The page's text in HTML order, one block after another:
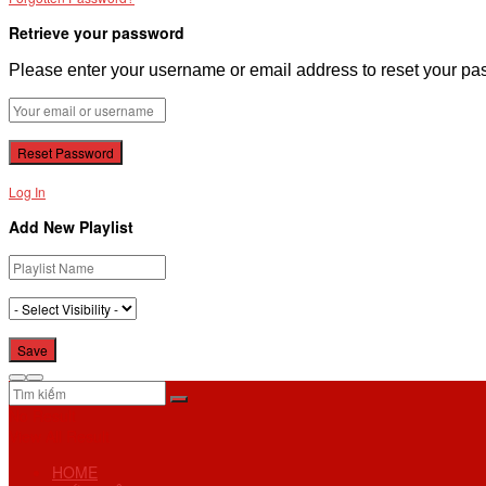
Retrieve your password
Please enter your username or email address to reset your
Log In
Add New Playlist
HOME